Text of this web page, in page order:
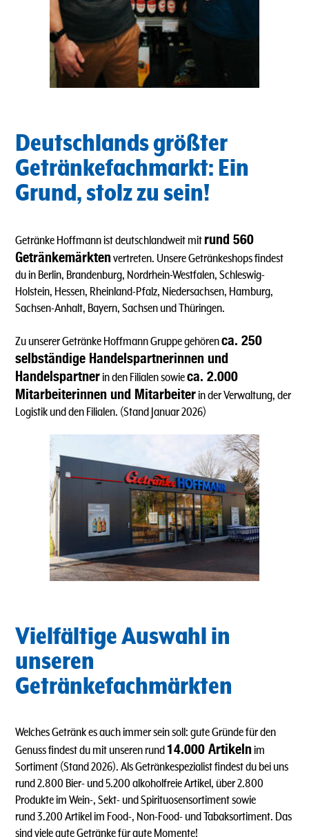
Deutschlands größter
Getränkefachmarkt: Ein
Grund, stolz zu sein!
Getränke Hoffmann ist deutschlandweit mit rund 560
Getränkemärkten vertreten. Unsere Getränkeshops findest
du in Berlin, Brandenburg, Nordrhein-Westfalen, Schleswig-
Holstein, Hessen, Rheinland-Pfalz, Niedersachsen, Hamburg,
Sachsen-Anhalt, Bayern, Sachsen und Thüringen.
Zu unserer Getränke Hoffmann Gruppe gehörenca. 250
selbständige Handelspartnerinnen und
Handelspartner in den Filialen sowieca. 2.000
Mitarbeiterinnen und Mitarbeiter in der Verwaltung, der
Logistik und den Filialen. (Stand Januar 2026)
Vielfältige Auswahl in
unseren
Getränkefachmärkten
Welches Getränk es auch immer sein soll: gute Gründe für den
Genuss findest du mit unseren rund14.000 Artikeln im
Sortiment (Stand 2026). Als Getränkespezialist findest du bei uns
rund 2.800 Bier- und 5.200 alkoholfreie Artikel, über 2.800
Produkte im Wein-, Sekt- und Spirituosensortiment sowie
rund 3.200 Artikel im Food-, Non-Food- und Tabaksortiment. Das
sind viele gute Getränke für gute Momente!